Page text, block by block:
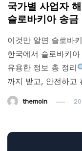
국가별 사업자
슬로바키아 송금
이것만 알면 슬로바
한국에서 슬로바키
유용한 정보 총 정리
까지 받고, 안전하고
themoin